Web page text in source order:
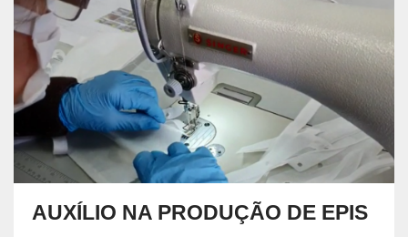
AUXÍLIO NA PRODUÇÃO DE EPIS